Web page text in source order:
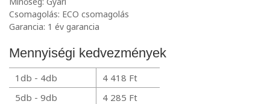
Csomagolás: ECO csomagolás
Garancia: 1 év garancia
Mennyiségi kedvezmények
1db - 4db
4 418 Ft
5db - 9db
4 285 Ft